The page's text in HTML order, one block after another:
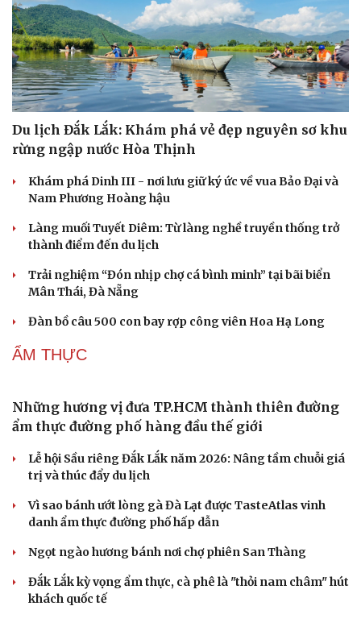
Chợ đêm độc đáo bên dòng Lan Thương ở Tây
Song Bản Nạp, Trung Quốc
Vĩnh Long
quyển thế giới mới của UNESCO
Du lịch hè 2026: Đà Nẵng và Busan dẫn đầu danh sách
Du lịch Quảng Ninh: Chinh phục đỉnh Cao Xiêm hùng vĩ
CHECK-IN